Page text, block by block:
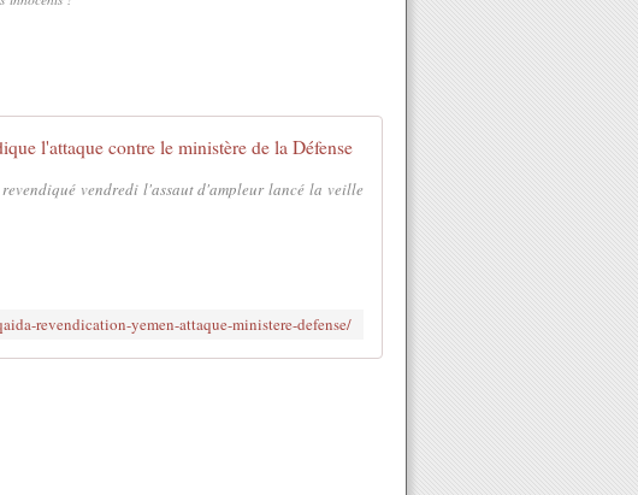
l'attaque contre le ministère de la Défense
vendredi l'assaut d'ampleur lancé la veille
revendication-yemen-attaque-ministere-defense/